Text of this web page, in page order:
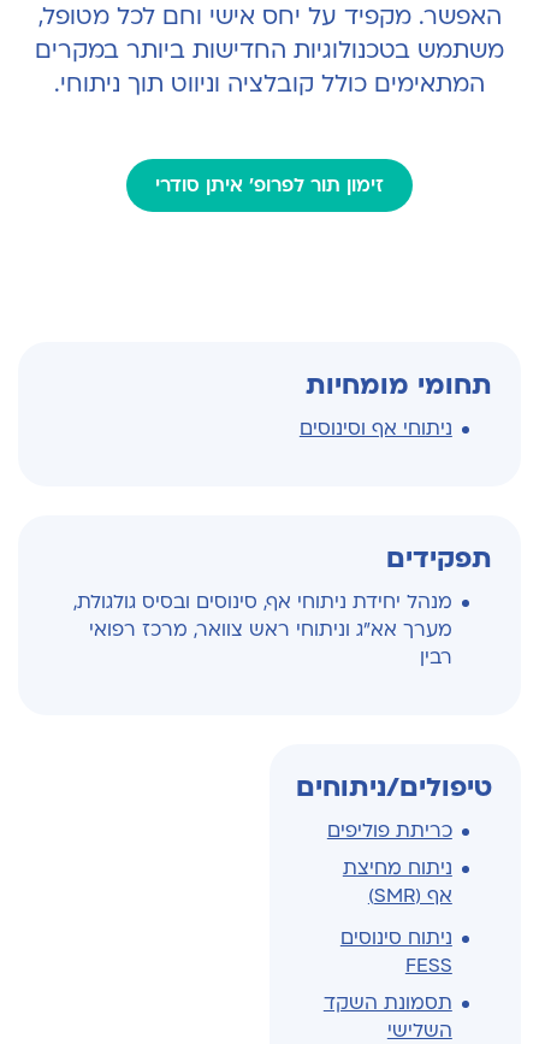
האפשר. מקפיד על יחס אישי וחם לכל מטופל,
משתמש בטכנולוגיות החדישות ביותר במקרים
המתאימים כולל קובלציה וניווט תוך ניתוחי.
זימון תור לפרופ' איתן סודרי
תחומי מומחיות
ניתוחי אף וסינוסים
תפקידים
מנהל יחידת ניתוחי אף, סינוסים ובסיס גולגולת,
מערך אא"ג וניתוחי ראש צוואר, מרכז רפואי
רבין
טיפולים/ניתוחים
כריתת פוליפים
ניתוח מחיצת
אף (SMR)
ניתוח סינוסים
FESS
תסמונת השקד
השלישי